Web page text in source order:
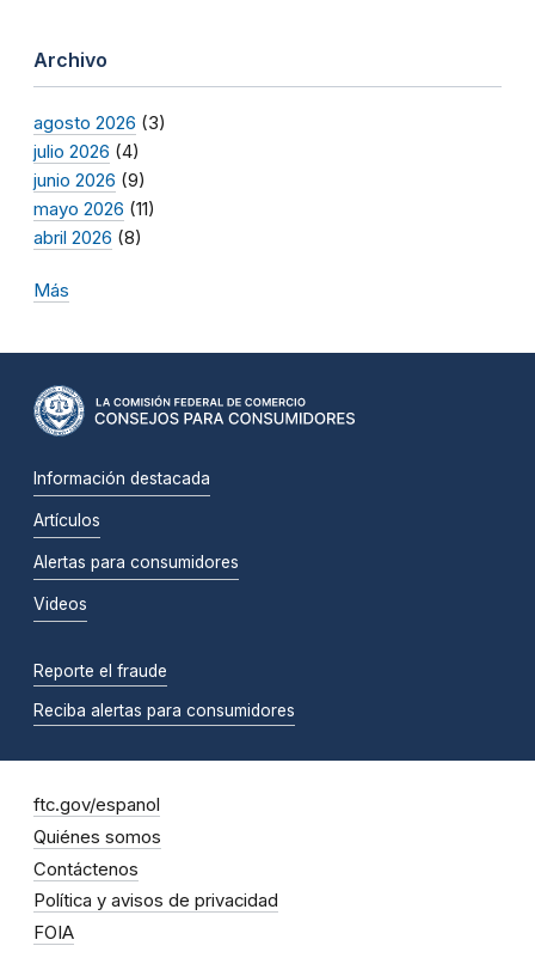
Archivo
agosto 2026 (3)
julio 2026 (4)
junio 2026 (9)
mayo 2026 (11)
abril 2026 (8)
Más
Información destacada
Artículos
Alertas para consumidores
Videos
Reporte el fraude
Reciba alertas para consumidores
ftc.gov/espanol
Quiénes somos
Contáctenos
Política y avisos de privacidad
FOIA